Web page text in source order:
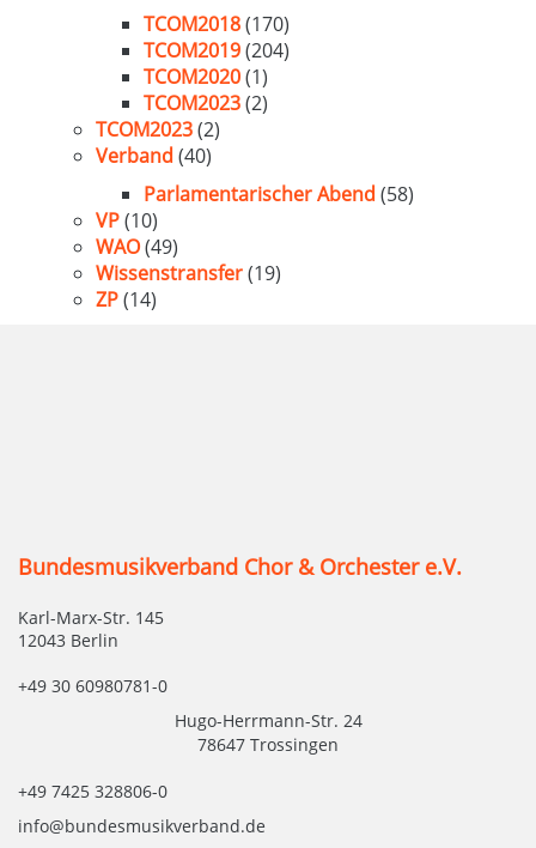
TCOM2018(170)
TCOM2019(204)
TCOM2020(1)
TCOM2023(2)
TCOM2023(2)
Verband (40)
Parlamentarischer Abend (58)
VP(10)
WAO(49)
Wissenstransfer(19)
ZP(14)
Bundesmusikverband Chor & Orchester e.V.
Karl-Marx-Str. 145
12043 Berlin
+49 30 60980781-0
Hugo-Herrmann-Str. 24
78647 Trossingen
+49 7425 328806-0
info@bundesmusikverband.de